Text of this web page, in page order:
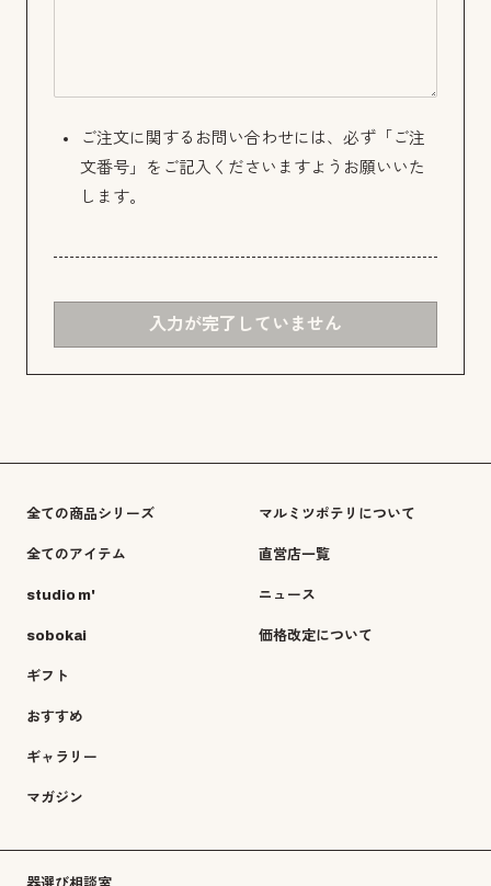
ご注文に関するお問い合わせには、必ず「ご注
文番号」をご記入くださいますようお願いいた
します。
入力が完了していません
全ての商品シリーズ
全てのアイテム
studio m'
sobokai
ギフト
おすすめ
ギャラリー
マガジン
マルミツポテリについて
直営店一覧
ニュース
価格改定について